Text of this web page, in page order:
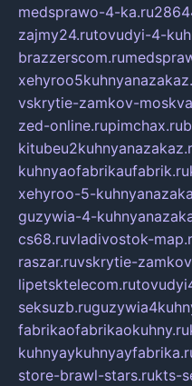
medsprawo-4-ka.ru
zajmy24.rutovudyi-4-
brazzerscom.ru
vskrytie-zamkov-
zed-online.rupimchax.ru
kuhnyaofabrikaufabrik.ru
xehyroo-5-
guzywia-4-
cs68.ruvladivostok-
raszar.ruvskrytie-
lipetsktelecom.ru
seksuzb.ru
fabrikaofabrikaokuhny.ru
store-brawl-stars.rukts-